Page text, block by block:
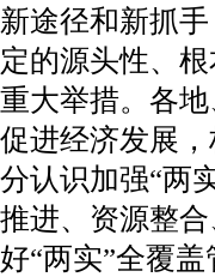
新途径和新抓
定的源头性、
重大举措。各
促进经济发展
分认识加强“两
推进、资源整
好“两实”全覆盖